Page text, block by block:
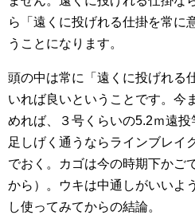
ら「遠くに投げれる仕掛を常に
うことになります。
頭の中は常に「遠くに投げれる
いれば良いということです。今
めれば、３号くらいの5.2ｍ遠投
足しげく通うならラインブレイ
でおく。カゴは今の時期下かご
から）。ウキは中通しがいいよ
し使ってみてからの結論。